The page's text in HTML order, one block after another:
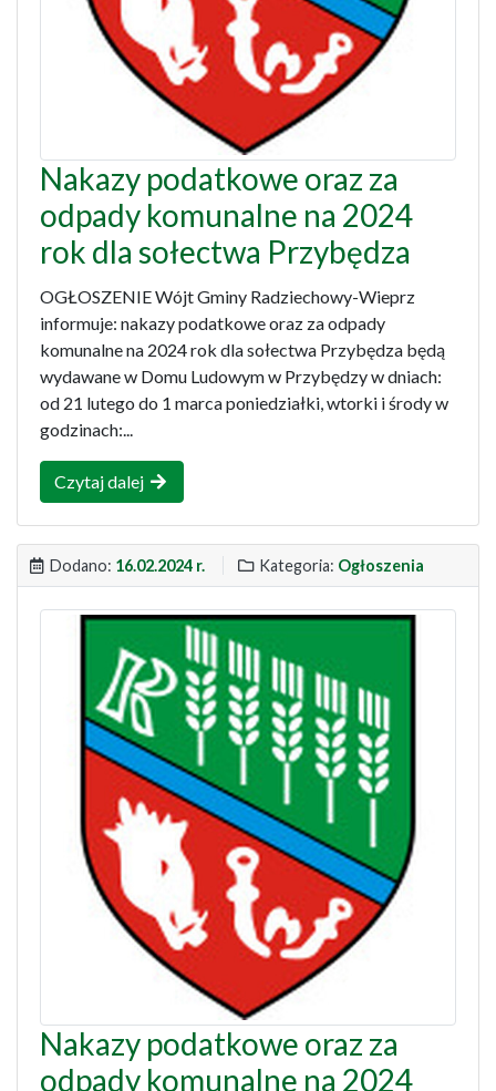
Nakazy podatkowe oraz za
odpady komunalne na 2024
rok dla sołectwa Przybędza
OGŁOSZENIE Wójt Gminy Radziechowy-Wieprz
informuje: nakazy podatkowe oraz za odpady
komunalne na 2024 rok dla sołectwa Przybędza będą
wydawane w Domu Ludowym w Przybędzy w dniach:
od 21 lutego do 1 marca poniedziałki, wtorki i środy w
godzinach:...
Czytaj dalej
Dodano: 16.02.2024 r. Kategoria: Ogłoszenia
Nakazy podatkowe oraz za
odpady komunalne na 2024